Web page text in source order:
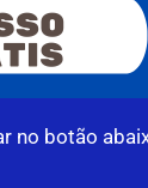
no botão